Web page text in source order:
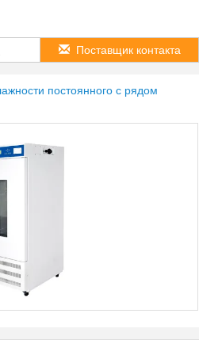
Поставщик контакта
постоянного с рядом